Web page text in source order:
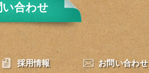
い合わせ
採用情報 お問い合わせ